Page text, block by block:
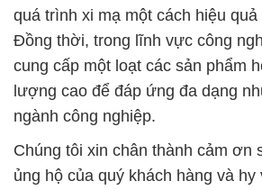
quá trình xi mạ một cách hiệu
Đồng thời, trong lĩnh vực công
cung cấp một loạt các sản phẩm
lượng cao để đáp ứng đa dạng
ngành công nghiệp.
Chúng tôi xin chân thành cảm ơn
ủng hộ của quý khách hàng và hy